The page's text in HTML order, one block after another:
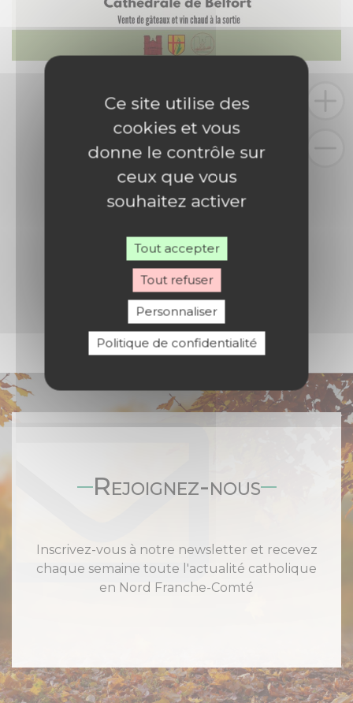
Rejoignez-nous
Inscrivez-vous à notre newsletter et recevez
chaque semaine toute l'actualité catholique
en Nord Franche-Comté
Ce site utilise des
cookies et vous
donne le contrôle sur
ceux que vous
souhaitez activer
Tout accepter
Tout refuser
Personnaliser
Politique de confidentialité